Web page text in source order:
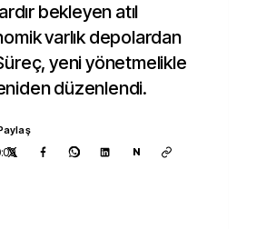
bekleyen atıl
varlık depolardan
yeni yönetmelikle
düzenlendi.
N